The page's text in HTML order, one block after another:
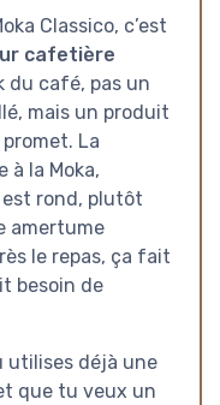
Classico, c’est
cafetière
du café, pas un
mais un produit
La
la Moka,
rond, plutôt
amertume
le repas, ça fait
besoin de
utilises déjà une
que tu veux un